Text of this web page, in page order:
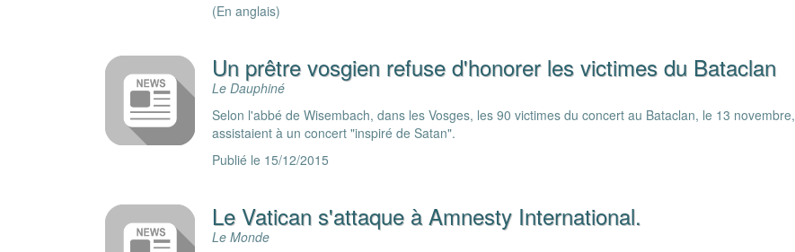
(En anglais)
Un prêtre vosgien refuse d'honorer les victimes du Bataclan
Le Dauphiné
Selon l'abbé de Wisembach, dans les Vosges, les 90 victimes du concert au Bataclan, le 13 novembre,
assistaient à un concert "inspiré de Satan".
Publié le 15/12/2015
Le Vatican s'attaque à Amnesty International.
Le Monde